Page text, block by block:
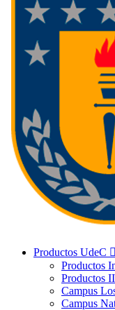
Productos UdeC 
Productos
Productos
Campus
Campus